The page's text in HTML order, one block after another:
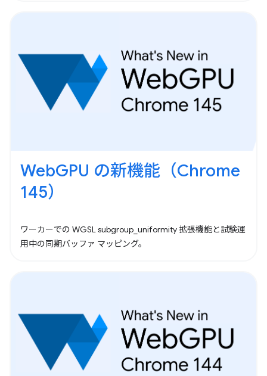
WebGPU の新機能（Chrome
145）
ワーカーでの WGSL subgroup_uniformity 拡張機能と試験運
用中の同期バッファ マッピング。